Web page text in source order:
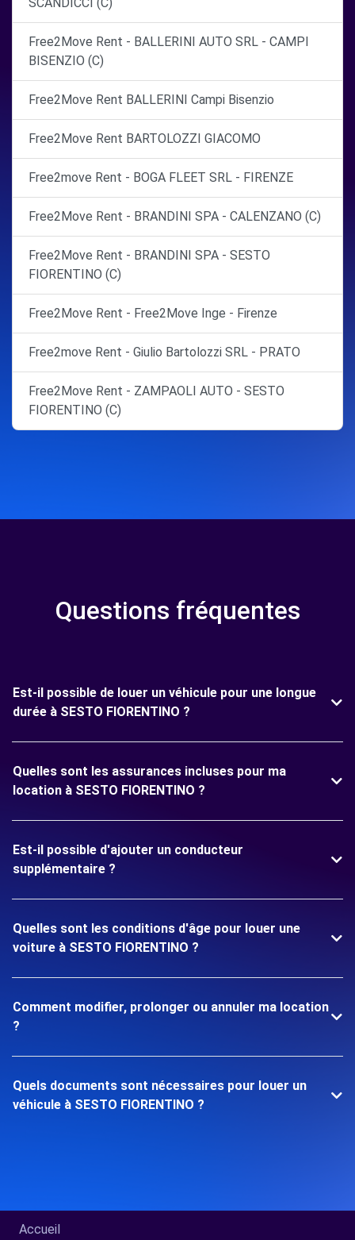
Free2Move Rent - BALLERINI AUTO SRL - CAMPI
BISENZIO (C)
Free2Move Rent BALLERINI Campi Bisenzio
Free2Move Rent BARTOLOZZI GIACOMO
Free2move Rent - BOGA FLEET SRL - FIRENZE
Free2Move Rent - BRANDINI SPA - CALENZANO (C)
Free2Move Rent - BRANDINI SPA - SESTO
FIORENTINO (C)
Free2Move Rent - Free2Move Inge - Firenze
Free2move Rent - Giulio Bartolozzi SRL - PRATO
Free2Move Rent - ZAMPAOLI AUTO - SESTO
FIORENTINO (C)
Questions fréquentes
Est-il possible de louer un véhicule pour une longue
durée à SESTO FIORENTINO ?
Quelles sont les assurances incluses pour ma
location à SESTO FIORENTINO ?
Est-il possible d'ajouter un conducteur
supplémentaire ?
Quelles sont les conditions d'âge pour louer une
voiture à SESTO FIORENTINO ?
Comment modifier, prolonger ou annuler ma location
?
Quels documents sont nécessaires pour louer un
véhicule à SESTO FIORENTINO ?
Accueil